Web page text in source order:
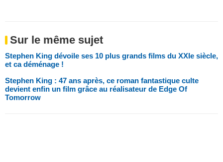
Sur le même sujet
Stephen King dévoile ses 10 plus grands films du XXIe siècle,
et ca déménage !
Stephen King : 47 ans après, ce roman fantastique culte
devient enfin un film grâce au réalisateur de Edge Of
Tomorrow